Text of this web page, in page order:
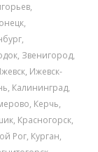
,
,
,
, Звенигород,
, Ижевск-
, Калининград,
, Керчь,
, Красногорск,
Рог, Курган,